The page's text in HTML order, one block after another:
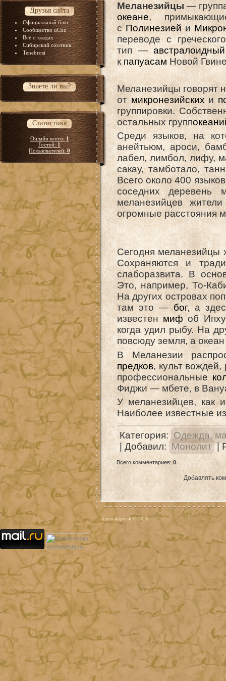
Друзья сайта
Официальный блог
Сообщество uCoz
Всё о кладах
Сибирский охотник
Tenebrosi
Знаете ли вы?
Статистика
Онлайн всего:1
Гостей:1
Пользователей:0
Меланезийцы —
океане,
сПолинезией и
переводе с
тип —австралоидный
к папуасам Новой
Меланезийцы говорят
от микронезийских и
группировки.
остальных групп
Среди языков, на
анейтьюм, ароси,
лабел, лимбол, лифу,
сакау, тамботало,
Всего около 400
соседних деревень
меланезийцев
огромные расстояния
Сегодня меланезийцы
Сохраняются и
слаборазвита. В
Это, например, То-
На других островах
там это —бог, а
известенмифоб
когда удил рыбу. На
повсюду земля, а
В Меланезии
предков, культ
профессиональные
Фиджи — мбете, в
У меланезийцев, как
Наиболее известные
Категория: Одежда,
|Добавил: Монолит |
Всего комментариев: 0
Добавлять
Anomaliipoisk © 2026